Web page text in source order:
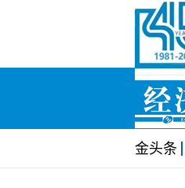
金头条